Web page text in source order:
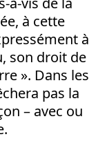
à cette
à
son droit de
». Dans les
pas la
– avec ou